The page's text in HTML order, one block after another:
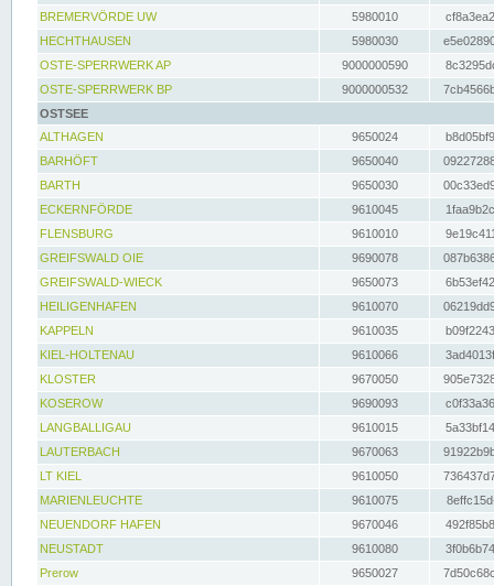
BREMERVÖRDE UW
5980010
HECHTHAUSEN
5980030
OSTE-SPERRWERK AP
9000000590
OSTE-SPERRWERK BP
9000000532
OSTSEE
ALTHAGEN
9650024
BARHÖFT
9650040
BARTH
9650030
ECKERNFÖRDE
9610045
FLENSBURG
9610010
GREIFSWALD OIE
9690078
GREIFSWALD-WIECK
9650073
HEILIGENHAFEN
9610070
KAPPELN
9610035
KIEL-HOLTENAU
9610066
KLOSTER
9670050
KOSEROW
9690093
LANGBALLIGAU
9610015
LAUTERBACH
9670063
LT KIEL
9610050
MARIENLEUCHTE
9610075
NEUENDORF HAFEN
9670046
NEUSTADT
9610080
Prerow
9650027